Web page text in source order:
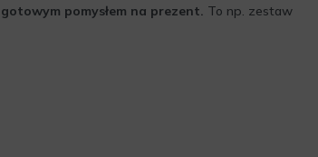
gotowym pomysłem na prezent. To np. zestaw